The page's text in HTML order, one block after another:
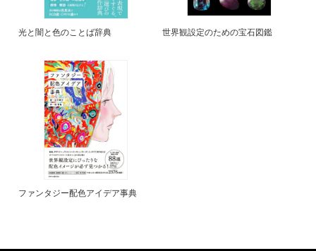
光と闇と色のことば辞典 世界観設定のための宝石図鑑
ファンタジー配色アイデア事典